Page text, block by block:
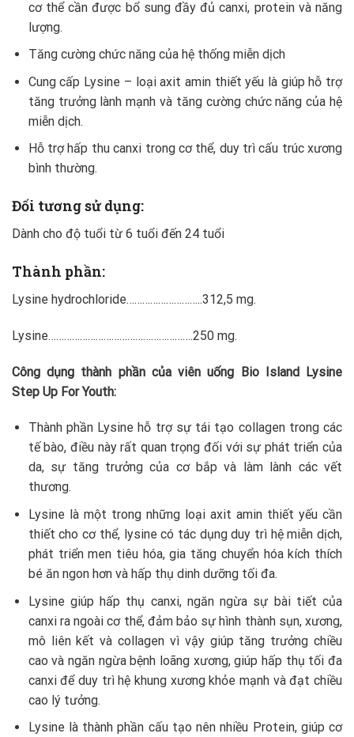
cơ thể cần được bổ sung đầy đủ canxi, protein và năng
lượng.
Tăng cường chức năng của hệ thống miễn dịch
Cung cấp Lysine – loại axit amin thiết yếu là giúp hỗ trợ
tăng trưởng lành mạnh và tăng cường chức năng của hệ
miễn dịch.
Hỗ trợ hấp thu canxi trong cơ thể, duy trì cấu trúc xương
bình thường.
Đối tương sử dụng:
Dành cho độ tuổi từ 6 tuổi đến 24 tuổi
Thành phần:
Lysine hydrochloride………………………..312,5 mg.
Lysine……………………………………………….250 mg.
Công dụng thành phần của viên uống Bio Island Lysine
Step Up For Youth:
Thành phần Lysine hỗ trợ sự tái tạo collagen trong các
tế bào, điều này rất quan trọng đối với sự phát triển của
da, sự tăng trưởng của cơ bắp và làm lành các vết
thương.
Lysine là một trong những loại axit amin thiết yếu cần
thiết cho cơ thể, lysine có tác dụng duy trì hệ miễn dịch,
phát triển men tiêu hóa, gia tăng chuyển hóa kích thích
bé ăn ngon hơn và hấp thụ dinh dưỡng tối đa.
Lysine giúp hấp thụ canxi, ngăn ngừa sự bài tiết của
canxi ra ngoài cơ thể, đảm bảo sự hình thành sụn, xương,
mô liên kết và collagen vì vậy giúp tăng trưởng chiều
cao và ngăn ngừa bệnh loãng xương, giúp hấp thụ tối đa
canxi để duy trì hệ khung xương khỏe mạnh và đạt chiều
cao lý tưởng.
Lysine là thành phần cấu tạo nên nhiều Protein, giúp cơ